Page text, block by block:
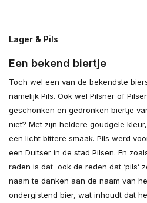
Lager & Pils
Een bekend biertje
Toch wel een van de bekendste
namelijk Pils. Ook wel Pilsner of
geschonken en gedronken biertje
niet? Met zijn heldere goudgele
een licht bittere smaak. Pils werd
een Duitser in de stad Pilsen. En
raden is dat ook de reden dat ‘pils’
naam te danken aan de naam van
ondergistend bier, wat inhoudt dat